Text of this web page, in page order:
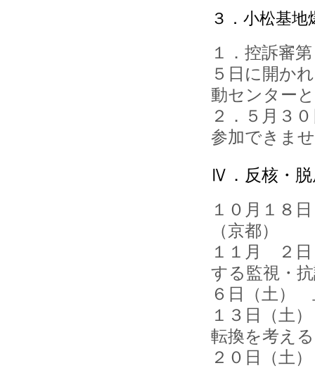
３．小松基
１．控訴審
５日に開か
動センター
２．５月３
参加できま
Ⅳ．反核・
１０月１８
（京都）
１１月 ２日
する監視・
６日（土）
１３日（土
転換を考え
２０日（土